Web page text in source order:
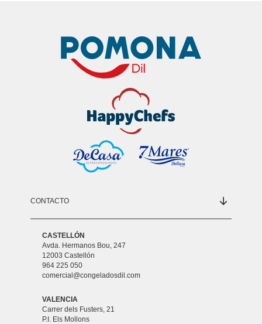
CONTACTO
CASTELLÓN
Avda. Hermanos Bou, 247
12003 Castellón
964 225 050
comercial@congeladosdil.com
VALENCIA
Carrer dels Fusters, 21
P.I. Els Mollons